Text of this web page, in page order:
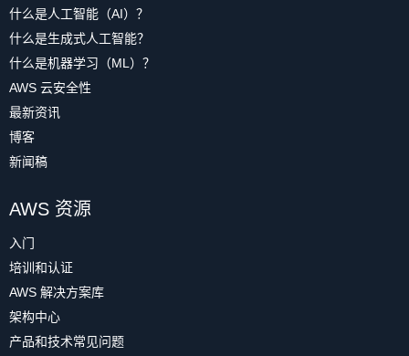
什么是人工智能（AI）？
什么是生成式人工智能？
什么是机器学习（ML）？
AWS 云安全性
最新资讯
博客
新闻稿
AWS 资源
入门
培训和认证
AWS 解决方案库
架构中心
产品和技术常见问题